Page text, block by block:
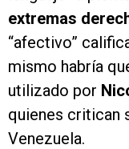
extremas
“afectivo”
mismo habría
utilizado por
quienes critican
Venezuela.